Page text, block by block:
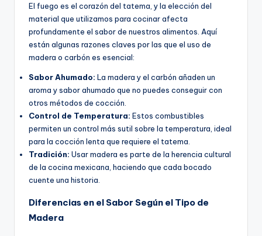
El fuego es el corazón del tatema, y la elección del
material que utilizamos para cocinar afecta
profundamente el sabor de nuestros alimentos. Aquí
están algunas razones claves por las que el uso de
madera o carbón es esencial:
Sabor Ahumado: La madera y el carbón añaden un
aroma y sabor ahumado que no puedes conseguir con
otros métodos de cocción.
Control de Temperatura: Estos combustibles
permiten un control más sutil sobre la temperatura, ideal
para la cocción lenta que requiere el tatema.
Tradición: Usar madera es parte de la herencia cultural
de la cocina mexicana, haciendo que cada bocado
cuente una historia.
Diferencias en el Sabor Según el Tipo de
Madera